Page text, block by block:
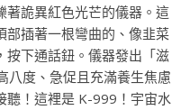
著詭異紅色光芒的儀器。這
部插著一根彎曲的、像韭菜
按下通話鈕。儀器發出「滋
度、急促且充滿養生焦慮
聽！這裡是 K-999！宇宙水